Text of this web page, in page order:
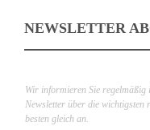
NEWSLETTER
Wir informieren Sie
Newsletter über die wichtigsten
besten gleich an.